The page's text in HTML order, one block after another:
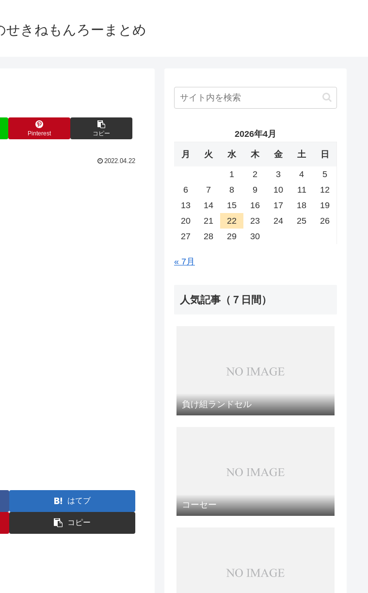
せきねもんろーまとめ
Pinterest コピー
2022.04.22
はてブ
コピー
2026年4月
月 火 水 木 金 土 日
1 2 3 4
5
6
7 8 9 10 11
12
13
14 15 16 17 18
19
20
21 22 23 24 25
26
27
28 29 30
« 7月
人気記事（７日間）
負け組ランドセル
コーセー